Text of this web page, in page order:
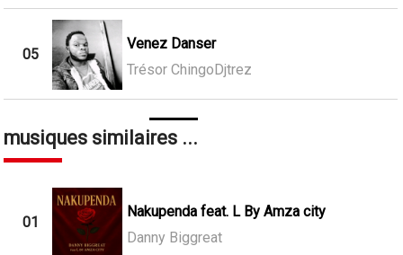
05
Venez Danser
Trésor ChingoDjtrez
musiques similaires ...
01
Nakupenda feat. L By Amza city
Danny Biggreat